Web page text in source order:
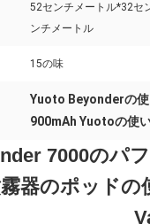
52センチメートル*32セ
ンチメートル
15の味
Yuoto Beyonderの
900mAh Yuotoの使
7000のパ
器のポッドの